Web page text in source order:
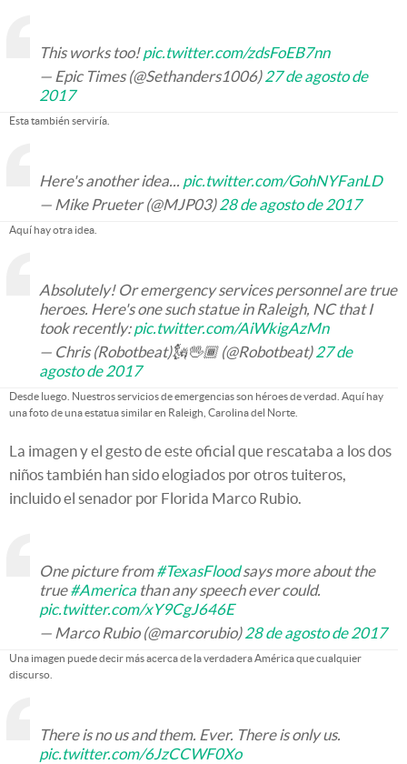
This works too!pic.twitter.com/zdsFoEB7nn
— Epic Times (@Sethanders1006)27 de agosto de
2017
Esta también serviría.
Here's another idea... pic.twitter.com/GohNYFanLD
— Mike Prueter (@MJP03)28 de agosto de 2017
Aquí hay otra idea.
Absolutely! Or emergency services personnel are true
heroes. Here's one such statue in Raleigh, NC that I
took recently:pic.twitter.com/AiWkigAzMn
— Chris (Robotbeat)🗽🖖🏾 (@Robotbeat)27 de
agosto de 2017
Desde luego. Nuestros servicios de emergencias son héroes de verdad. Aquí hay
una foto de una estatua similar en Raleigh, Carolina del Norte.
La imagen y el gesto de este oficial que rescataba a los dos
niños también han sido elogiados por otros tuiteros,
incluido el senador por Florida Marco Rubio.
One picture from#TexasFloodsays more about the
true#America than any speech ever could.
pic.twitter.com/xY9CgJ646E
— Marco Rubio (@marcorubio)28 de agosto de 2017
Una imagen puede decir más acerca de la verdadera América que cualquier
discurso.
There is no us and them. Ever. There is only us.
pic.twitter.com/6JzCCWF0Xo